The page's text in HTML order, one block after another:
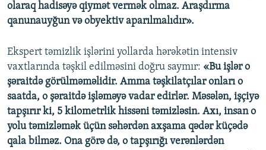
olaraq hadisəyə qiymət vermək olmaz. Araşdırma
qanunauyğun və obyektiv aparılmalıdır».
Ekspert təmizlik işlərini yollarda hərəkətin intensiv
vaxtlarında təşkil edilməsini doğru saymır: «Bu işlər o
şəraitdə görülməməlidir. Amma təşkilatçılar onları o
saatda, o şəraitdə işləməyə vadar edirlər. Məsələn, işçiyə
tapşırır ki, 5 kilometrlik hissəni təmizləsin. Axı, insan o
yolu təmizləmək üçün səhərdən axşama qədər küçədə
qala bilməz. Ona görə də, o tapşırığı verənlərdən